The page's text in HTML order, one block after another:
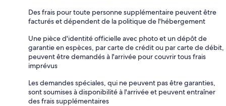
Des frais pour toute personne supplémentaire peuvent être
facturés et dépendent de la politique de l'hébergement
Une pièce d'identité officielle avec photo et un dépôt de
garantie en espèces, par carte de crédit ou par carte de débit,
peuvent être demandés à l'arrivée pour couvrir tous frais
imprévus
Les demandes spéciales, qui ne peuvent pas être garanties,
sont soumises à disponibilité à l'arrivée et peuvent entraîner
des frais supplémentaires